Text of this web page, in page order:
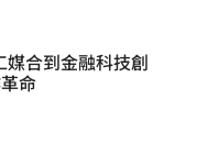
媒合到金融科技創
命